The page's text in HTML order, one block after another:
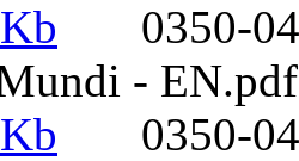
0350-
- EN.pdf
0350-